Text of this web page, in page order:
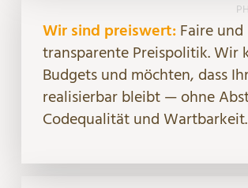
Wir sind preiswert:Faire und
transparente Preispolitik. Wir
Budgets und möchten, dass
realisierbar bleibt — ohne
Codequalität und Wartbarkeit.